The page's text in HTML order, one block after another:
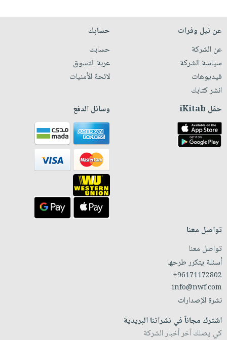
عن نيل وفرات
عن الشركة
سياسة الشركة
فيديوهات
انشر كتابك
حسابك
حسابك
عربة التسوق
لائحة الأمنيات
حمّل iKitab وسائل الدفع
تواصل معنا
تواصل معنا
أسئلة يتكرر طرحها
+96171172802
info@nwf.com
نشرة الإصدارات
اشترك مجاناً في نشراتنا البريدية
كي يصلك آخر أخبار الشركة